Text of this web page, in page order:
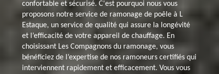
confortable et sécurisé. C'est pourquoi nous vous
proposons notre service de ramonage de poêle à L
Estaque, un service de qualité qui assure la longévité
et l’efficacité de votre appareil de chauffage. En
choisissant Les Compagnons du ramonage, vous
bénéficiez de l’expertise de nos ramoneurs certifiés qui
interviennent rapidement et efficacement. Vous vous